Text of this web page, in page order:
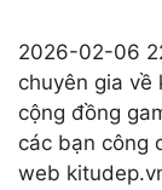
2026-02-06
chuyên gia
cộng đồng
các bạn công
web